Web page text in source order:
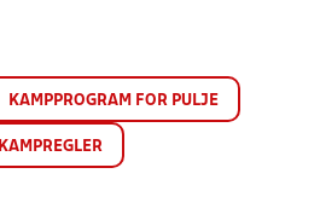
KAMPPROGRAM FOR PULJE
KAMPREGLER